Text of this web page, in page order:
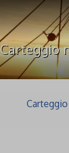
Carteggio